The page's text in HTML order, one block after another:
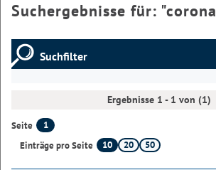
Suchergebnisse für: "corona
Suchfilter
Ergebnisse 1 - 1 von (1)
Seite
1
Einträge pro Seite
10 20 50